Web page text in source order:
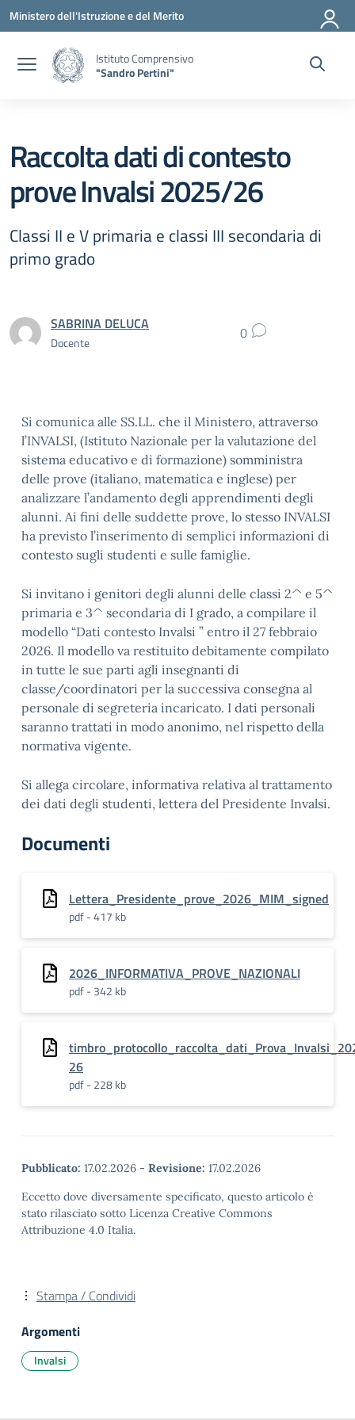
Vai ai contenuti
Vai al menu di navigazione
Vai al footer
Ministero dell'Istruzione e del Merito
Istituto Comprensivo
"Sandro Pertini"
Raccolta dati di contesto
prove Invalsi 2025/26
Classi II e V primaria e classi III secondaria di
primo grado
SABRINA DELUCA
Docente 0
Si comunica alle SS.LL. che il Ministero, attraverso
l’INVALSI, (Istituto Nazionale per la valutazione del
sistema educativo e di formazione) somministra
delle prove (italiano, matematica e inglese) per
analizzare l’andamento degli apprendimenti degli
alunni. Ai fini delle suddette prove, lo stesso INVALSI
ha previsto l’inserimento di semplici informazioni di
contesto sugli studenti e sulle famiglie.
Si invitano i genitori degli alunni delle classi 2^ e 5^
primaria e 3^ secondaria di I grado, a compilare il
modello “Dati contesto Invalsi ” entro il 27 febbraio
2026. Il modello va restituito debitamente compilato
in tutte le sue parti agli insegnanti di
classe/coordinatori per la successiva consegna al
personale di segreteria incaricato. I dati personali
saranno trattati in modo anonimo, nel rispetto della
normativa vigente.
Si allega circolare, informativa relativa al trattamento
dei dati degli studenti, lettera del Presidente Invalsi.
Documenti
Lettera_Presidente_prove_2026_MIM_signed
pdf - 417 kb
2026_INFORMATIVA_PROVE_NAZIONALI
pdf - 342 kb
26
pdf - 228 kb
Pubblicato: 17.02.2026 - Revisione: 17.02.2026
Eccetto dove diversamente specificato, questo articolo è
stato rilasciato sotto Licenza Creative Commons
Attribuzione 4.0 Italia.
Stampa / Condividi
Argomenti
Invalsi